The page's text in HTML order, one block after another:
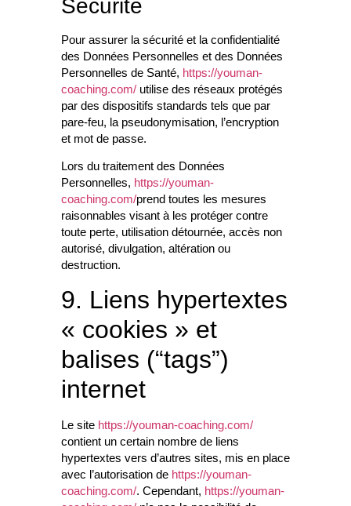
Sécurité
Pour assurer la sécurité et la confidentialité
des Données Personnelles et des Données
Personnelles de Santé, https://youman-
coaching.com/ utilise des réseaux protégés
par des dispositifs standards tels que par
pare-feu, la pseudonymisation, l’encryption
et mot de passe.
Lors du traitement des Données
Personnelles, https://youman-
coaching.com/prend toutes les mesures
raisonnables visant à les protéger contre
toute perte, utilisation détournée, accès non
autorisé, divulgation, altération ou
destruction.
9. Liens hypertextes
« cookies » et
balises (“tags”)
internet
Le site https://youman-coaching.com/
contient un certain nombre de liens
hypertextes vers d’autres sites, mis en place
avec l’autorisation de https://youman-
coaching.com/. Cependant, https://youman-